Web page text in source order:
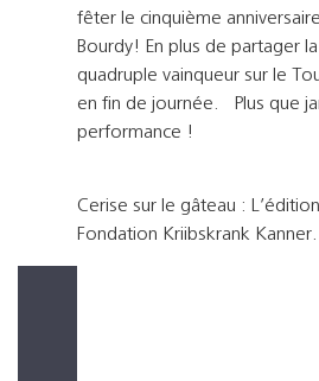
fêter le cinquième
Bourdy! En plus de partager
quadruple vainqueur sur le
en fin de journée. Plus que
performance !
Cerise sur le gâteau :
Fondation Kriibskrank